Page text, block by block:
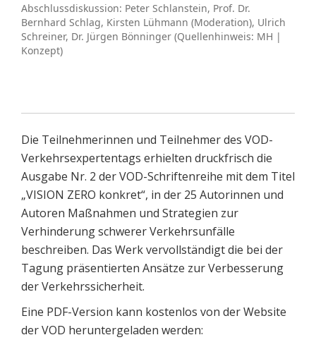
Abschlussdiskussion: Peter Schlanstein, Prof. Dr.
Bernhard Schlag, Kirsten Lühmann (Moderation), Ulrich
Schreiner, Dr. Jürgen Bönninger (Quellenhinweis: MH |
Konzept)
Die Teilnehmerinnen und Teilnehmer des VOD-
Verkehrsexpertentags erhielten druckfrisch die
Ausgabe Nr. 2 der VOD-Schriftenreihe mit dem Titel
„VISION ZERO konkret“, in der 25 Autorinnen und
Autoren Maßnahmen und Strategien zur
Verhinderung schwerer Verkehrsunfälle
beschreiben. Das Werk vervollständigt die bei der
Tagung präsentierten Ansätze zur Verbesserung
der Verkehrssicherheit.
Eine PDF-Version kann kostenlos von der Website
der VOD heruntergeladen werden: